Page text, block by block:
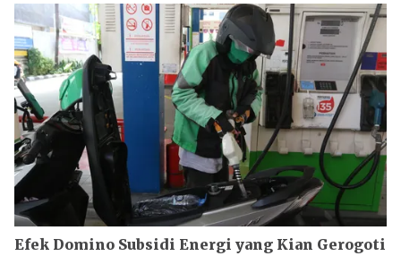
Efek Domino Subsidi Energi yang Kian Gerogoti